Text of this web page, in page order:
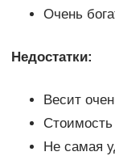
Очень
Недостатки:
Весит
Стоимость
Не самая